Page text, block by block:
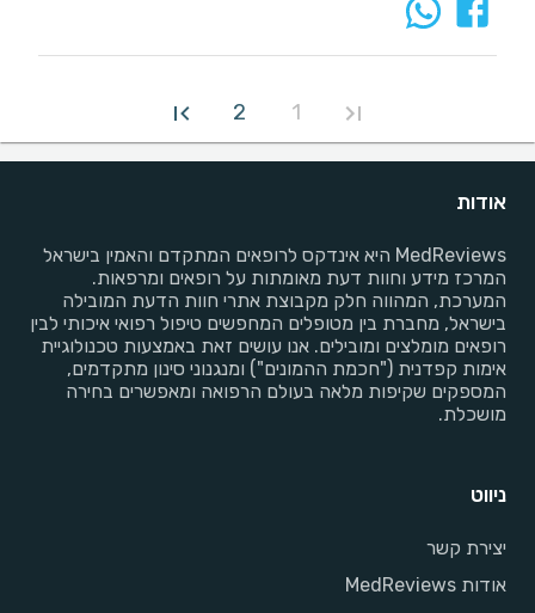
1
2
אודות
MedReviews היא אינדקס לרופאים המתקדם והאמין בישראל
המרכז מידע וחוות דעת מאומתות על רופאים ומרפאות.
המערכת, המהווה חלק מקבוצת אתרי חוות הדעת המובילה
בישראל, מחברת בין מטופלים המחפשים טיפול רפואי איכותי לבין
רופאים מומלצים ומובילים. אנו עושים זאת באמצעות טכנולוגיית
אימות קפדנית ("חכמת ההמונים") ומנגנוני סינון מתקדמים,
המספקים שקיפות מלאה בעולם הרפואה ומאפשרים בחירה
מושכלת.
ניווט
יצירת קשר
אודות MedReviews